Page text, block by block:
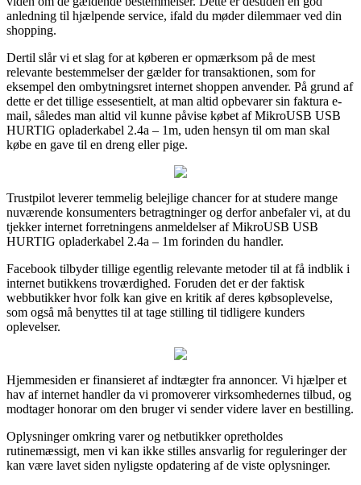
anledning til hjælpende service, ifald du møder dilemmaer ved din
shopping.
Dertil slår vi et slag for at køberen er opmærksom på de mest
relevante bestemmelser der gælder for transaktionen, som for
eksempel den ombytningsret internet shoppen anvender. På grund af
dette er det tillige essesentielt, at man altid opbevarer sin faktura e-
mail, således man altid vil kunne påvise købet af MikroUSB USB
HURTIG opladerkabel 2.4a – 1m, uden hensyn til om man skal
købe en gave til en dreng eller pige.
Trustpilot leverer temmelig belejlige chancer for at studere mange
nuværende konsumenters betragtninger og derfor anbefaler vi, at du
tjekker internet forretningens anmeldelser af MikroUSB USB
HURTIG opladerkabel 2.4a – 1m forinden du handler.
Facebook tilbyder tillige egentlig relevante metoder til at få indblik i
internet butikkens troværdighed. Foruden det er der faktisk
webbutikker hvor folk kan give en kritik af deres købsoplevelse,
som også må benyttes til at tage stilling til tidligere kunders
oplevelser.
Hjemmesiden er finansieret af indtægter fra annoncer. Vi hjælper et
hav af internet handler da vi promoverer virksomhedernes tilbud, og
modtager honorar om den bruger vi sender videre laver en bestilling.
Oplysninger omkring varer og netbutikker opretholdes
rutinemæssigt, men vi kan ikke stilles ansvarlig for reguleringer der
kan være lavet siden nyligste opdatering af de viste oplysninger.